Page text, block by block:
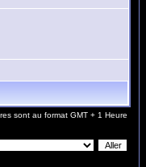
sont au format GMT + 1 Heure